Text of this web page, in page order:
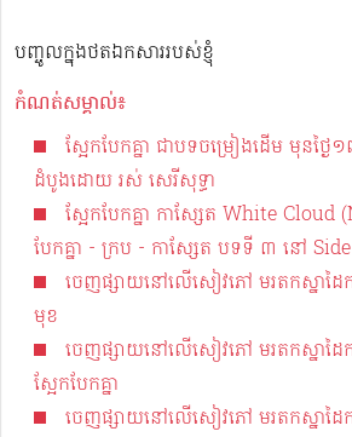
បញ្ចូលក្នុងថតឯកសាររបស់ខ្ញុំ
កំណត់សម្គាល់៖
ស្អែកបែកគ្នា ជាបទចម្រៀងដើម មុនថ្
ដំបូងដោយ រស់ សេរីសុទ្ធា
ស្អែកបែកគ្នា កាស្សែត White Cloud
បែកគ្នា - ក្រប - កាស្សែត បទទី ៣ នៅ
ចេញផ្សាយនៅលើសៀវភៅ មរតកស្នាដៃ
មុខ
ចេញផ្សាយនៅលើសៀវភៅ មរតកស្នាដៃ
ស្អែកបែកគ្នា
ចេញផ្សាយនៅលើសៀវភៅ មរតកស្នាដៃ